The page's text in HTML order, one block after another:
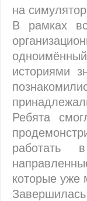
на
В рамках
историями
Ребята
работать
которые уже